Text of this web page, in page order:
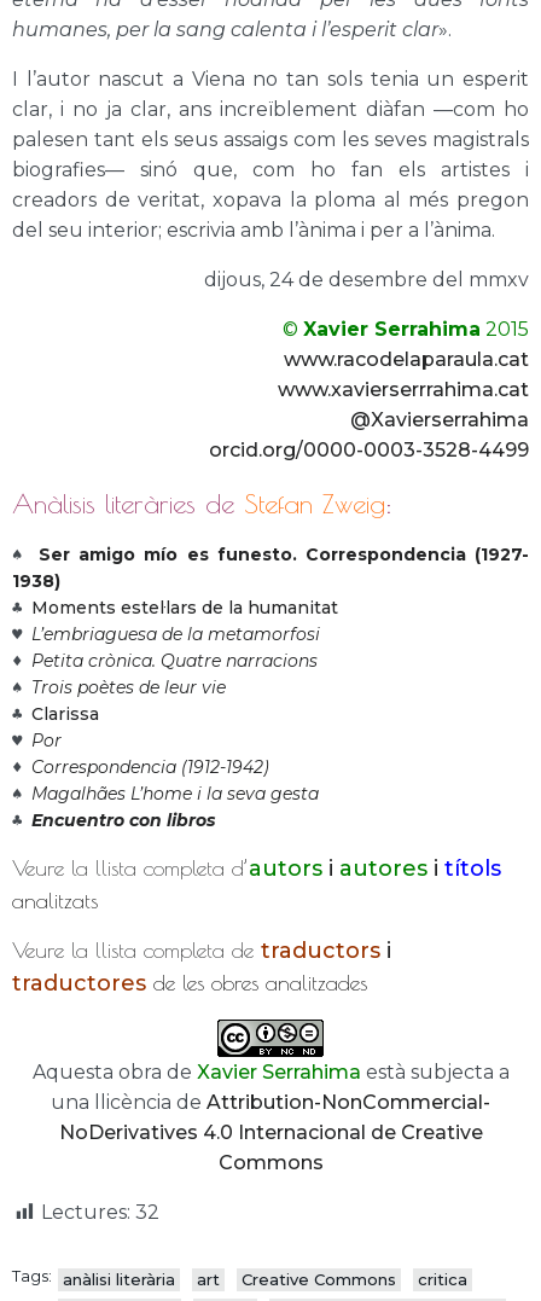
humanes, per la sang calenta i l’esperit clar».
I l’autor nascut a Viena no tan sols tenia un esperit
clar, i no ja clar, ans increïblement diàfan —com ho
palesen tant els seus assaigs com les seves magistrals
biografies— sinó que, com ho fan els artistes i
creadors de veritat, xopava la ploma al més pregon
del seu interior; escrivia amb l’ànima i per a l’ànima.
dijous, 24 de desembre del mmxv
© Xavier Serrahima 2015
www.racodelaparaula.cat
www.xavierserrrahima.cat
@Xavierserrahima
orcid.org/0000-0003-3528-4499
Anàlisis literàries de Stefan Zweig:
♠ Ser amigo mío es funesto. Correspondencia (1927-
1938)
♣ Moments estel·lars de la humanitat
♥ L’embriaguesa de la metamorfosi
♦ Petita crònica. Quatre narracions
♠ Trois poètes de leur vie
♣ Clarissa
♥ Por
♦ Correspondencia (1912-1942)
♠ Magalhães L’home i la seva gesta
♣ Encuentro con libros
Veure la llista completa d’autors i autores i títols
analitzats
Veure la llista completa de traductors i
traductores de les obres analitzades
Aquesta obra de Xavier Serrahima està subjecta a
una llicència de Attribution-NonCommercial-
NoDerivatives 4.0 Internacional de Creative
Commons
Lectures: 32
Tags: anàlisi literària art Creative Commons
critica